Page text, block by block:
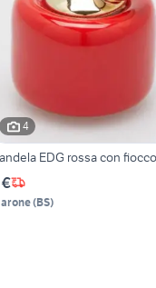
4
EDG rossa con
(BS)